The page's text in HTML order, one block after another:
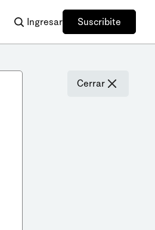
Ingresar Suscribite
Cerrar